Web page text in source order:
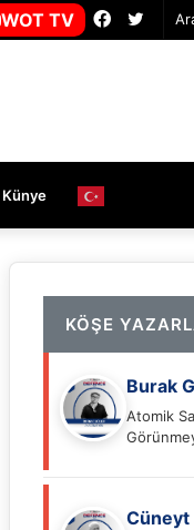
Facebook
WOT TV
Künye
KÖŞE
Burak
Atomik
Cüneyt